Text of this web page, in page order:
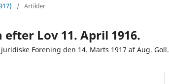
/ Artikler
Lov 11. April 1916.
Forening den 14. Marts 1917 af Aug. Goll.